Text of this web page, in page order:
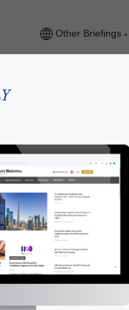
Other Briefings
DEZAN
Meet